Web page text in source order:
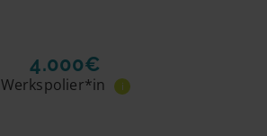
4.000€
Werkspolier*in i